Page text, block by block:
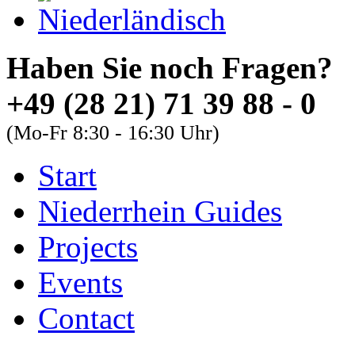
Haben Sie noch
+49 (28 21) 71 39 88 - 0
(Mo-Fr 8:30 - 16:30 Uhr)
Start
Niederrhein Guides
Projects
Events
Contact
Guides FAQs
Font Size
Increase font size
Decrease font size